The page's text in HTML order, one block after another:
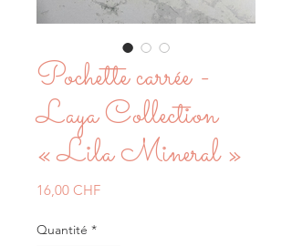
Pochette carrée -
Laya Collection
« Lila Mineral »
16,00 CHFPrix
Quantité *